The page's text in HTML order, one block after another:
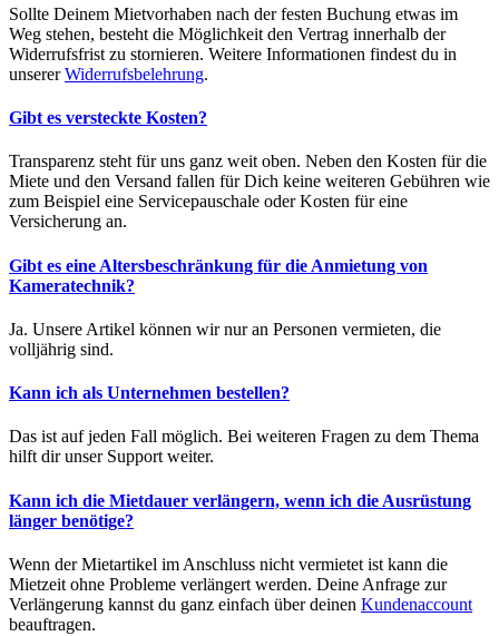
Sollte Deinem Mietvorhaben nach der festen Buchung etwas im
Weg stehen, besteht die Möglichkeit den Vertrag innerhalb der
Widerrufsfrist zu stornieren. Weitere Informationen findest du in
unsererWiderrufsbelehrung.
Gibt es versteckte Kosten?
Transparenz steht für uns ganz weit oben. Neben den Kosten für die
Miete und den Versand fallen für Dich keine weiteren Gebühren wie
zum Beispiel eine Servicepauschale oder Kosten für eine
Versicherung an.
Gibt es eine Altersbeschränkung für die Anmietung von
Kameratechnik?
Ja. Unsere Artikel können wir nur an Personen vermieten, die
volljährig sind.
Kann ich als Unternehmen bestellen?
Das ist auf jeden Fall möglich. Bei weiteren Fragen zu dem Thema
hilft dir unser Support weiter.
Kann ich die Mietdauer verlängern, wenn ich die Ausrüstung
länger benötige?
Wenn der Mietartikel im Anschluss nicht vermietet ist kann die
Mietzeit ohne Probleme verlängert werden. Deine Anfrage zur
Verlängerung kannst du ganz einfach über deinen Kundenaccount
beauftragen.